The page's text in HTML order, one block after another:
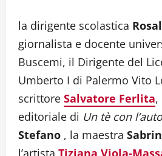
la dirigente scolastica
giornalista e docente
Buscemi, il Dirigente del
Umberto I di Palermo Vito
scrittore Salvatore Ferlita,
editoriale di Un tè con
Stefano , la maestra
l’artista Tiziana Viola-